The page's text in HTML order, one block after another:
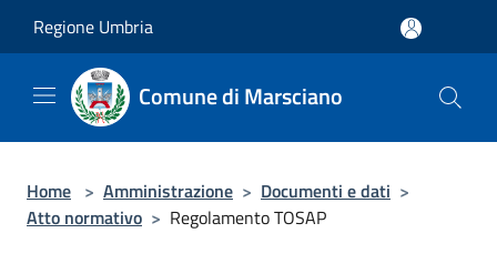
Regione Umbria
Comune di Marsciano
Home > Amministrazione > Documenti e dati >
Atto normativo > Regolamento TOSAP